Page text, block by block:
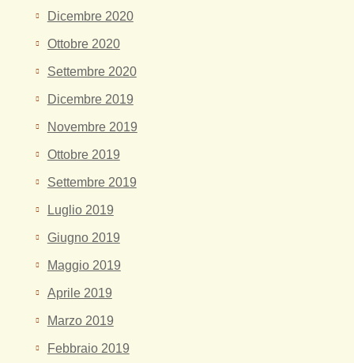
Dicembre 2020
Ottobre 2020
Settembre 2020
Dicembre 2019
Novembre 2019
Ottobre 2019
Settembre 2019
Luglio 2019
Giugno 2019
Maggio 2019
Aprile 2019
Marzo 2019
Febbraio 2019